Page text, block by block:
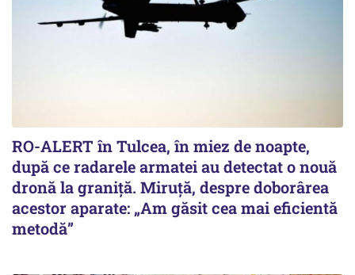
RO-ALERT în Tulcea, în miez de noapte,
după ce radarele armatei au detectat o nouă
dronă la graniță. Miruță, despre doborârea
acestor aparate: „Am găsit cea mai eficientă
metodă”